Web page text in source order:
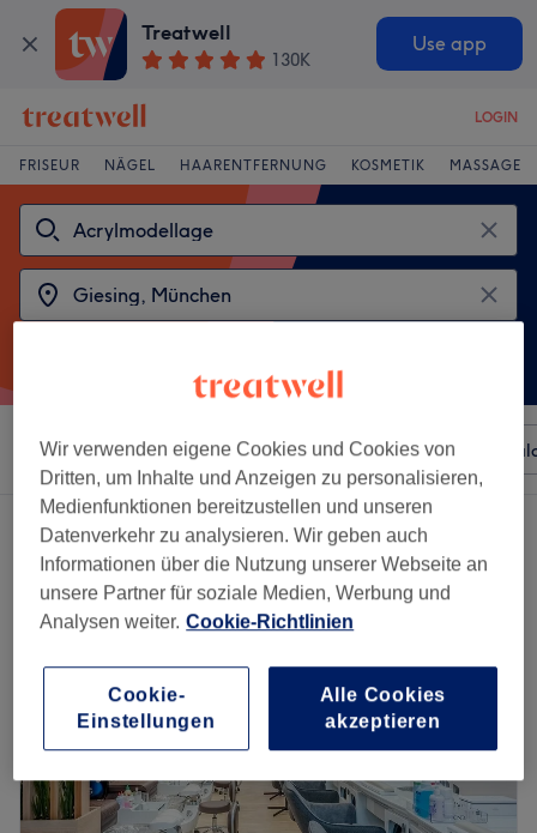
Treatwell
130K
Use app
LOGIN
FRISEUR NÄGEL HAARENTFERNUNG KOSMETIK MASSAGE
Sortieren nach Beliebiger Preis Besonderheiten
2 Salons die anbieten:
acrylmodellage in der Nähe von Giesing, München
Wir verwenden eigene Cookies und Cookies von
Dritten, um Inhalte und Anzeigen zu personalisieren,
Medienfunktionen bereitzustellen und unseren
Datenverkehr zu analysieren. Wir geben auch
Informationen über die Nutzung unserer Webseite an
unsere Partner für soziale Medien, Werbung und
Analysen weiter. Cookie-Richtlinien
Cookie-
Einstellungen
Alle Cookies
akzeptieren